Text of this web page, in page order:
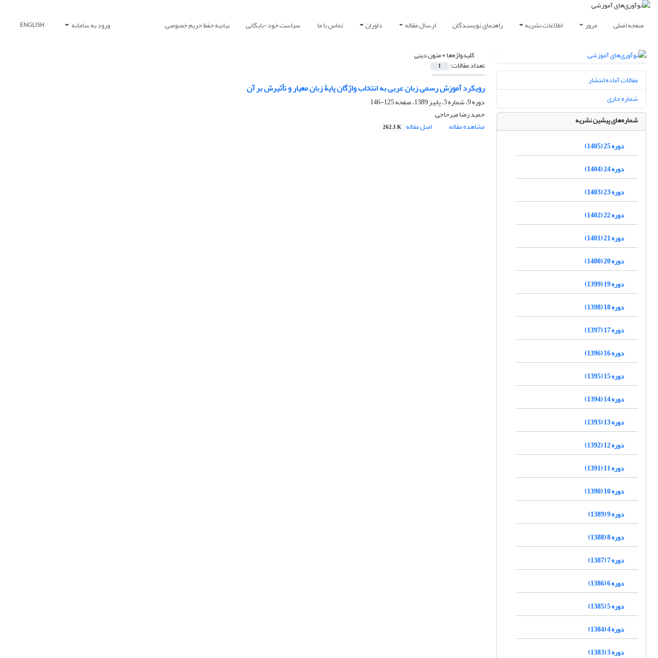
صفحه اصلی مرور اطلاعات نشریه راهنمای نویسندگان ارسال مقاله داوران تماس با ما سیاست خود-بایگانی بیانیه حفظ حریم خصوصی ورود به سامانه ENGLISH
کلیدواژه‌ها =متون دینی
تعداد مقالات: 1
رویکرد آموزش رسمی زبان عربی به انتخاب واژگان پایۀ زبان معیار و تأثیرش بر آن
دوره 9، شماره 3، پاییز 1389، صفحه
125-146
حمید رضا میرحاجی
مشاهده مقاله
اصل مقاله 262.1 K
مقالات آماده انتشار
شماره جاری
شماره‌های پیشین نشریه
دوره 25 (1405)
دوره 24 (1404)
دوره 23 (1403)
دوره 22 (1402)
دوره 21 (1401)
دوره 20 (1400)
دوره 19 (1399)
دوره 18 (1398)
دوره 17 (1397)
دوره 16 (1396)
دوره 15 (1395)
دوره 14 (1394)
دوره 13 (1393)
دوره 12 (1392)
دوره 11 (1391)
دوره 10 (1390)
دوره 9 (1389)
دوره 8 (1388)
دوره 7 (1387)
دوره 6 (1386)
دوره 5 (1385)
دوره 4 (1384)
دوره 3 (1383)